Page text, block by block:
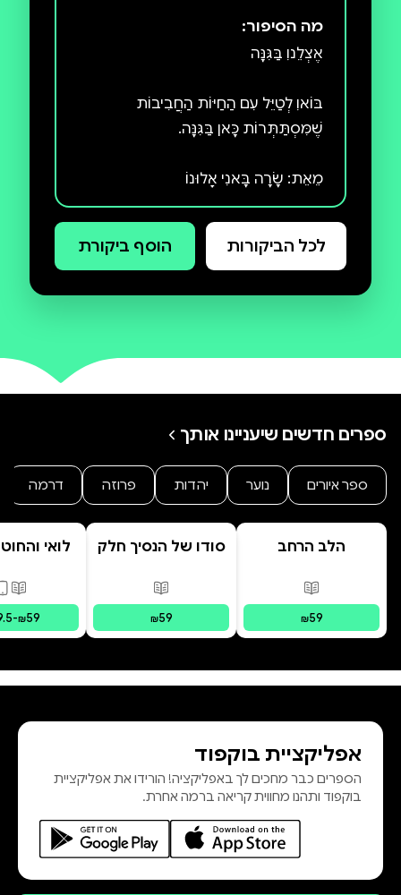
מה הסיפור:
אֶצְלֵנוִ בַּחַוִָה, אֶצְלֵנוִ בַּגִּנָּה
לכל הביקורות הוסף ביקורת
ספרים חדשים שיעניינו אותך
ספר איורים נוער יהדות פרוזה דרמה
הלב הרחב
פורמטים זמינים מודפס
₪59
סודו של הנסיך חלק
הנסתר
פורמטים זמינים
מודפס
₪59
לואי
-₪59
אפליקציית בוקפוד
הספרים כבר מחכים לך באפליקציה! הורידו את אפליקציית
בוקפוד ותהנו מחווית קריאה ברמה אחרת.